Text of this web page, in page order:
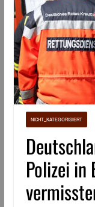
NICHT_KATEGORISIERT
Polizei in